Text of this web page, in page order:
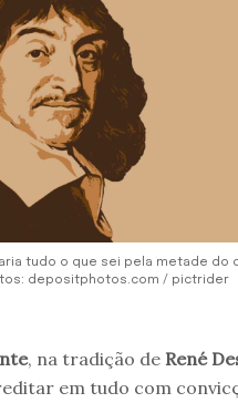
tudo o que sei pela metade do
depositphotos.com / pictrider
, na tradição de René
em tudo com